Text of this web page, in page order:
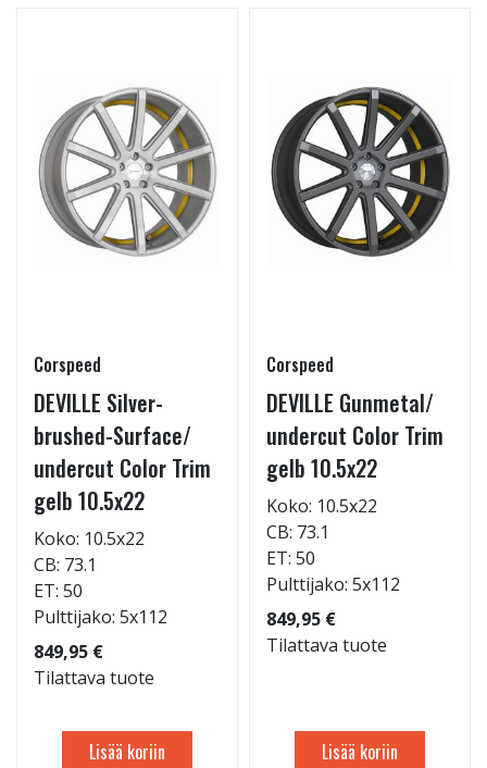
Corspeed
DEVILLE Silver-
brushed-Surface/
undercut Color Trim
gelb 10.5x22
Koko: 10.5x22
CB: 73.1
ET: 50
Pulttijako: 5x112
849,95 €
Tilattava tuote
Lisää koriin
Corspeed
DEVILLE Gunmetal/
undercut Color Trim
gelb 10.5x22
Koko: 10.5x22
CB: 73.1
ET: 50
Pulttijako: 5x112
849,95 €
Tilattava tuote
Lisää koriin